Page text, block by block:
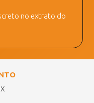
no extrato do